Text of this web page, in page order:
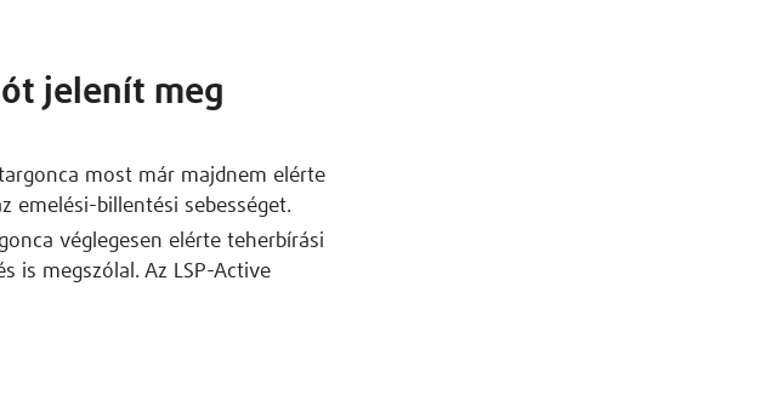
jelenít meg
most már majdnem elérte
emelési-billentési sebességet.
véglegesen elérte teherbírási
is megszólal. Az LSP-Active